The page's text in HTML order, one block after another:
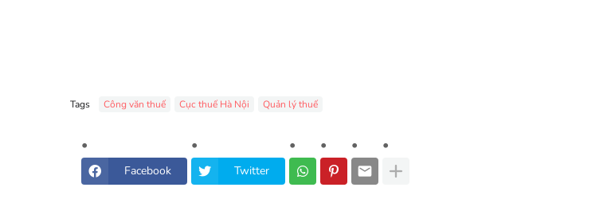
Tags Công văn thuế Cục thuế Hà Nội Quản lý thuế
Facebook Twitter